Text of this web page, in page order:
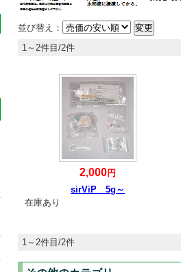
並び替え：
1～2件目/2件
2,000円
sirViP 5g～
在庫あり
1～2件目/2件